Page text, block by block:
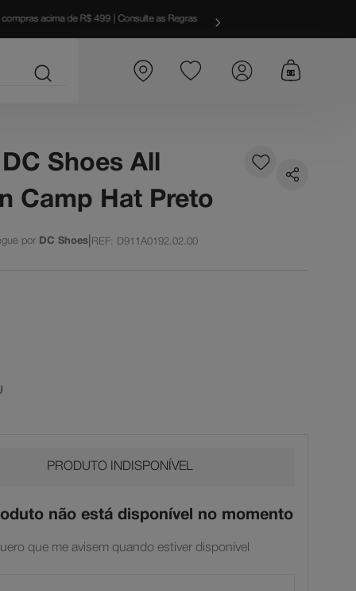
ematé 10x sem juros!Aproveite!
Shoes All
Camp Hat Preto
DC Shoes| REF: D911A0192.02.00
PRODUTO INDISPONÍVEL
não está disponível no momento
que me avisem quando estiver disponível